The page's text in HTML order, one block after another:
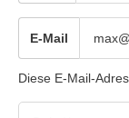
E-Mail
Diese E-Mail-